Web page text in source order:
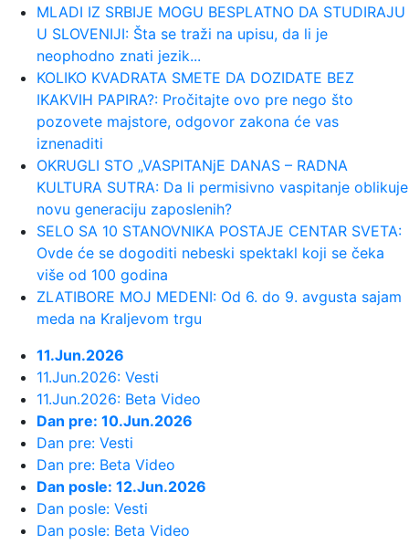
23:45:Rusi se povlače; Posle 18 meseci
pao dogovor
23:36: Mika Hakinen upozorio Meklaren
23:31: Evo koliko je Mia Borisavljević
starija od muža, Bojana Gruji...
23:28: VIDEO: Test 2026 Cupra Born
23:27:Nova pravila za upis nekretnina:
Kuće preko 400 kvadrata plaća...
23:24:VOJVODINA UZ VRH, IMT PAO U
ŠAPCU: Zukić i Sukačev doneli tri ...
23:19:Problem za Partizan pred revanš sa
Tobolom
23:19:Čukarički i Železničar saznali zašto
je 2:0 najopasniji rezu...
MLADI IZ SRBIJE MOGU BESPLATNO DA STUDIRAJU
U SLOVENIJI: Šta se traži na upisu, da li je
neophodno znati jezik...
KOLIKO KVADRATA SMETE DA DOZIDATE BEZ
IKAKVIH PAPIRA?: Pročitajte ovo pre nego što
pozovete majstore, odgovor zakona će vas
iznenaditi
OKRUGLI STO „VASPITANjE DANAS – RADNA
KULTURA SUTRA: Da li permisivno vaspitanje oblikuje
novu generaciju zaposlenih?
SELO SA 10 STANOVNIKA POSTAJE CENTAR SVETA:
Ovde će se dogoditi nebeski spektakl koji se čeka
više od 100 godina
ZLATIBORE MOJ MEDENI: Od 6. do 9. avgusta sajam
meda na Kraljevom trgu
11.Jun.2026
11.Jun.2026: Vesti
11.Jun.2026: Beta Video
Dan pre: 10.Jun.2026
Dan pre: Vesti
Dan pre: Beta Video
Dan posle: 12.Jun.2026
Dan posle: Vesti
Dan posle: Beta Video